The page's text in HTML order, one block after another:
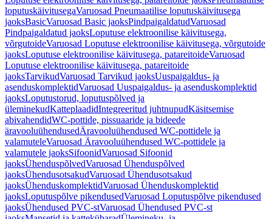
loputuskäivitusegaVaruosad Pneumaatilise loputuskäivitusega
jaoksBasicVaruosad Basic jaoksPindpaigaldatudVaruosad
Pindpaigaldatud jaoksLoputuse elektroonilise käivitusega,
võrgutoideVaruosad Loputuse elektroonilise käivitusega, võrgutoide
jaoksLoputuse elektroonilise käivitusega, patareitoideVaruosad
Loputuse elektroonilise käivitusega, patareitoide
jaoksTarvikudVaruosad Tarvikud jaoksUuspaigaldus- ja
asenduskomplektidVaruosad Uuspaigaldus- ja asenduskomplektid
jaoksLoputustorud, loputuspõlved ja
üleminekudKatteplaadidIntegreeritud juhtnupudKäsitsemise
abivahendidWC-pottide, pissuaaride ja bideede
äravooluühendusedÄravooluühendused WC-pottidele ja
valamuteleVaruosad Äravooluühendused WC-pottidele ja
valamutele jaoksSifoonidVaruosad Sifoonid
jaoksÜhenduspõlvedVaruosad Ühenduspõlved
jaoksÜhendusotsakudVaruosad Ühendusotsakud
jaoksÜhenduskomplektidVaruosad Ühenduskomplektid
jaoksLoputuspõlve pikendusedVaruosad Loputuspõlve pikendused
jaoksÜhendused PVC-stVaruosad Ühendused PVC-st